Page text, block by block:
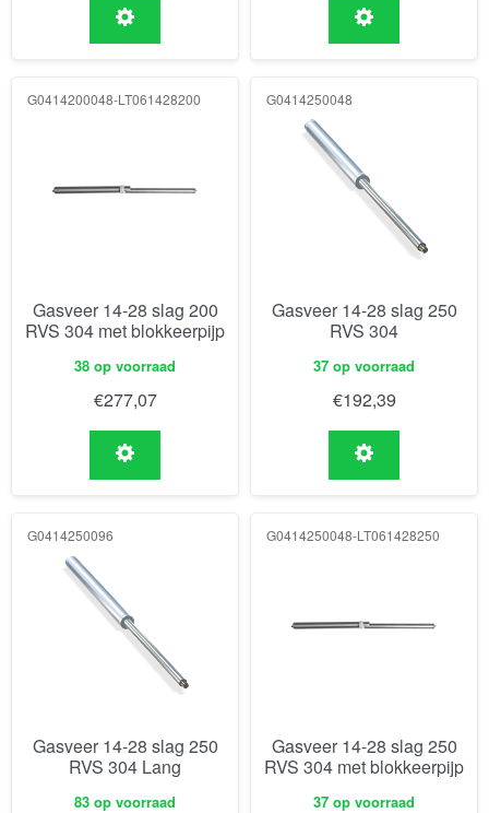
G0414200048-LT061428200
Gasveer 14-28 slag 200
RVS 304 met blokkeerpijp
38 op voorraad
€277,07
G0414250048
Gasveer 14-28 slag 250
RVS 304
37 op voorraad
€192,39
G0414250096
Gasveer 14-28 slag 250
RVS 304 Lang
83 op voorraad
G0414250048-LT061428250
Gasveer 14-28 slag 250
RVS 304 met blokkeerpijp
37 op voorraad